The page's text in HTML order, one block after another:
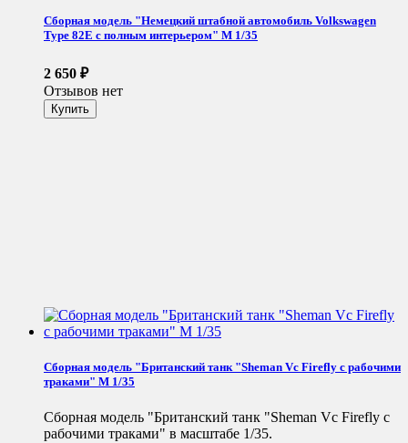
Сборная модель "Немецкий штабной автомобиль Volkswagen
Type 82E с полным интерьером" М 1/35
2 650 ₽
Отзывов нет
Сборная модель "Британский танк "Sheman Vc Firefly с рабочими
траками" М 1/35
Сборная модель "Британский танк "Sheman Vc Firefly с
рабочими траками" в масштабе 1/35.